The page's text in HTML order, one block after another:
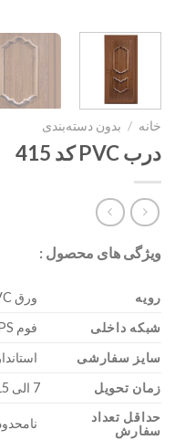
خانه / بدون دسته‌بندی
درب PVC کد 415
ویژگی های محصول :
رویه
ورق PVC (ضخامت 0/85)
شبکه داخلی
فوم XPS ( عایق سرما – گرما )
سایز سفارشی
استاندارد 80*190
زمان تحویل
7 الی 15 روز کاری
حداقل تعداد
سفارش